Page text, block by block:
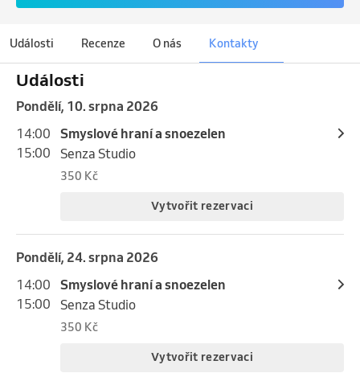
Události Recenze O nás Kontakty
Události
pondělí, 10. srpna 2026
14:00
15:00
Smyslové hraní a snoezelen
Senza Studio
350 Kč
Vytvořit rezervaci
pondělí, 24. srpna 2026
14:00
15:00
Smyslové hraní a snoezelen
Senza Studio
350 Kč
Vytvořit rezervaci